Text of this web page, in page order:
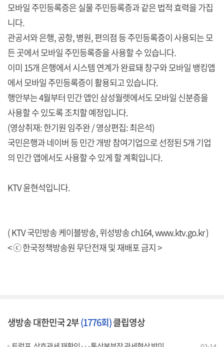
모바일 주민등록증은 실물 주민등록증과 같은 법적 효력을 가집
니다.
관공서와 은행, 공항, 병원, 편의점 등 주민등록증이 사용되는 모
든 곳에서 모바일 주민등록증을 사용할 수 있습니다.
이미 15개 은행에서 시스템 연계가 완료돼 창구와 모바일 뱅킹앱
에서 모바일 주민등록증이 활용되고 있습니다.
행안부는 4월부터 민간 앱인 삼성월렛에서도 모바일 신분증을
사용할 수 있도록 조치할 예정입니다.
(영상취재: 한기원 임주완 / 영상편집: 최은석)
국민은행과 네이버 등 민간 개방 참여기업으로 선정된 5개 기업
의 민간 앱에서도 사용할 수 있게 할 계획입니다.
KTV 윤현석입니다.
( KTV 국민방송 케이블방송, 위성방송 ch164,www.ktv.go.kr)
< ⓒ 한국정책방송원 무단전재 및 재배포 금지 >
생방송 대한민국 2부(1776회)클립영상